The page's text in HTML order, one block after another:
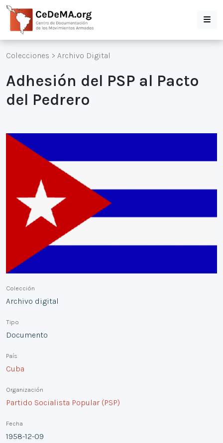
Colecciones > Archivo Digital
Adhesión del PSP al Pacto
del Pedrero
Colección
Archivo digital
Tipo
Documento
País
Cuba
Organización
Partido Socialista Popular (PSP)
Fecha
1958-12-09